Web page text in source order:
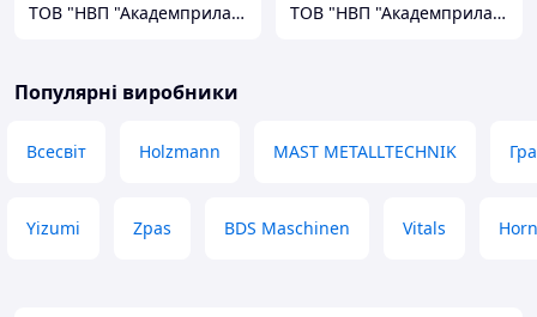
ТОВ "НВП "Академприлад" ТОВ "НВП "Академприлад"
Популярні виробники
Всесвіт Holzmann MAST METALLTECHNIK
Yizumi Zpas BDS Maschinen Vitals